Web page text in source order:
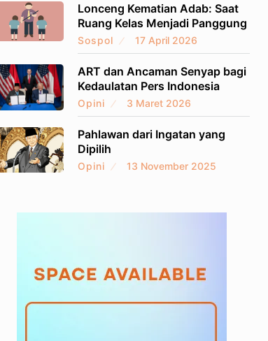
Lonceng Kematian Adab: Saat
Ruang Kelas Menjadi Panggung
Sospol 17 April 2026
ART dan Ancaman Senyap bagi
Kedaulatan Pers Indonesia
Opini 3 Maret 2026
Pahlawan dari Ingatan yang
Dipilih
Opini 13 November 2025